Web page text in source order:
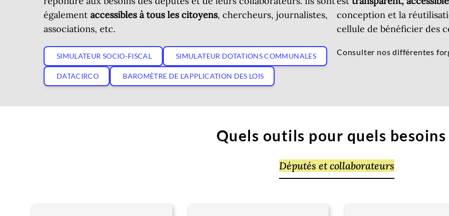
également accessibles à tous les citoyens, chercheurs, journalistes,
associations, etc.
SIMULATEUR SOCIO-FISCAL SIMULATEUR DOTATIONS COMMUNALES
DATACIRCO BAROMÈTRE DE L'APPLICATION DES LOIS
conception et la
cellule de bénéficier des
Consulter nos différentes
Quels outils pour quels besoins
Députés et collaborateurs